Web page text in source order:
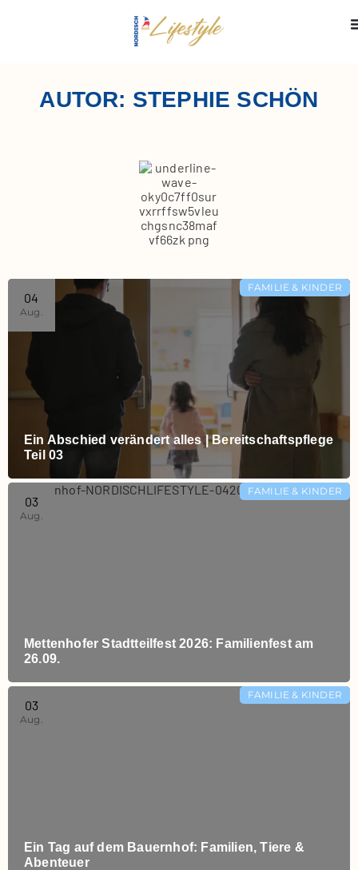
AUTOR: STEPHIE SCHÖN
Ein Abschied verändert alles | Bereitschaftspflege
Teil 03
FAMILIE & KINDER
04
Aug.
Mettenhofer Stadtteilfest 2026: Familienfest am
26.09.
FAMILIE & KINDER
03
Aug.
Ein Tag auf dem Bauernhof: Familien, Tiere &
Abenteuer
FAMILIE & KINDER
03
Aug.